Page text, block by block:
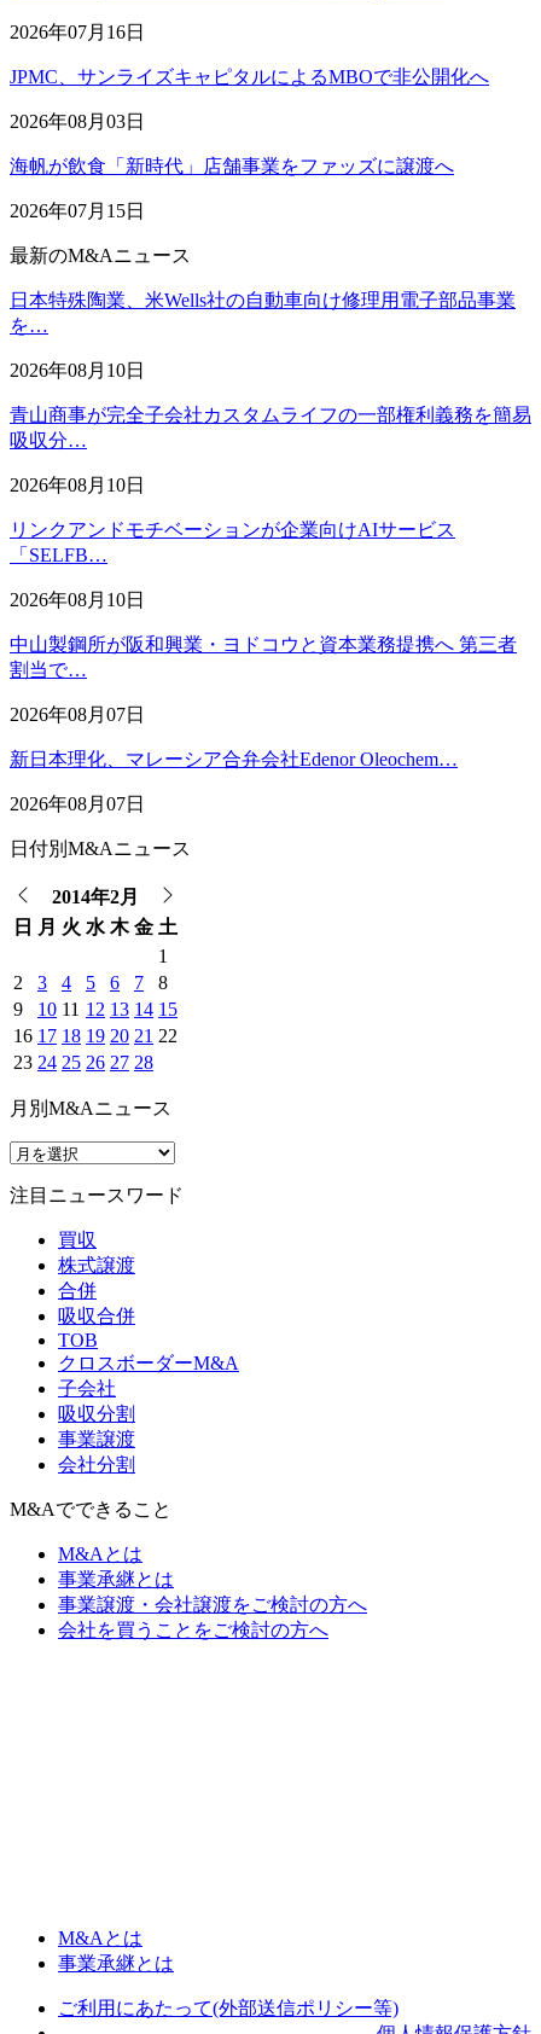
2026年07月16日
JPMC、サンライズキャピタルによるMBOで非公開化へ
2026年08月03日
海帆が飲食「新時代」店舗事業をファッズに譲渡へ
2026年07月15日
最新のM&Aニュース
日本特殊陶業、米Wells社の自動車向け修理用電子部品事業
を…
2026年08月10日
青山商事が完全子会社カスタムライフの一部権利義務を簡易
吸収分…
2026年08月10日
リンクアンドモチベーションが企業向けAIサービス
「SELFB…
2026年08月10日
中山製鋼所が阪和興業・ヨドコウと資本業務提携へ 第三者
割当で…
2026年08月07日
新日本理化、マレーシア合弁会社Edenor Oleochem…
2026年08月07日
日付別M&Aニュース
2014年2月
日
月 火 水 木 金 土
1
2
3 4 5 6 7
8
9
10 11 12 13 14 15
16 17 18 19 20 21 22
23 24 25 26 27 28
月別M&Aニュース
注目ニュースワード
買収
株式譲渡
合併
吸収合併
TOB
クロスボーダーM&A
子会社
吸収分割
事業譲渡
会社分割
M&Aでできること
M&Aとは
事業承継とは
事業譲渡・会社譲渡をご検討の方へ
会社を買うことをご検討の方へ
M&Aとは
事業承継とは
ご利用にあたって(外部送信ポリシー等)